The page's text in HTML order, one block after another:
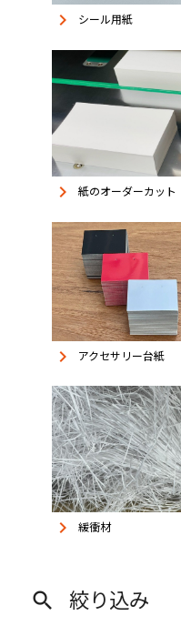
keyboard_arrow_right シール用紙
keyboard_arrow_right 紙のオーダーカット
keyboard_arrow_right アクセサリー台紙
keyboard_arrow_right 緩衝材
search 絞り込み